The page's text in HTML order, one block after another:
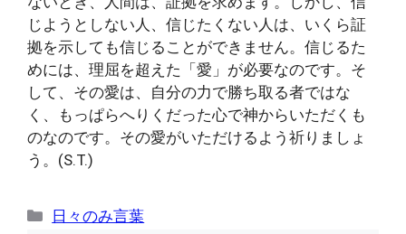
じようとしない人、信じたくない人は、いくら証
拠を示しても信じることができません。信じるた
めには、理屈を超えた「愛」が必要なのです。そ
して、その愛は、自分の力で勝ち取る者ではな
く、もっぱらへりくだった心で神からいただくも
のなのです。その愛がいただけるよう祈りましょ
う。(S.T.)
カ
日々のみ言葉